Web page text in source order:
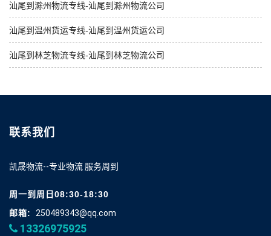
汕尾到滁州物流专线-汕尾到滁州物流公司
汕尾到温州货运专线-汕尾到温州货运公司
汕尾到林芝物流专线-汕尾到林芝物流公司
联系我们
凯晟物流--专业物流 服务周到
周一到周日08:30-18:30
邮箱:
250489343@qq.com
13326975925